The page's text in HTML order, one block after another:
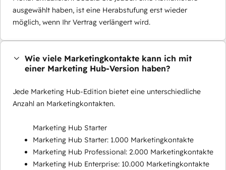
ausgewählt haben, ist eine Herabstufung erst wieder
möglich, wenn Ihr Vertrag verlängert wird.
Wie viele Marketingkontakte kann ich mit
einer Marketing Hub-Version haben?
Jede Marketing Hub-Edition bietet eine unterschiedliche
Anzahl an Marketingkontakten.
Marketing Hub Starter
Marketing Hub Starter: 1.000 Marketingkontakte
Marketing Hub Professional: 2.000 Marketingkontakte
Marketing Hub Enterprise: 10.000 Marketingkontakte